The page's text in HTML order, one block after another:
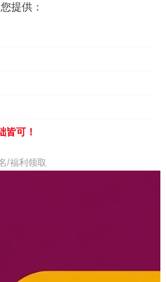
提供：
皆可！
/福利领取